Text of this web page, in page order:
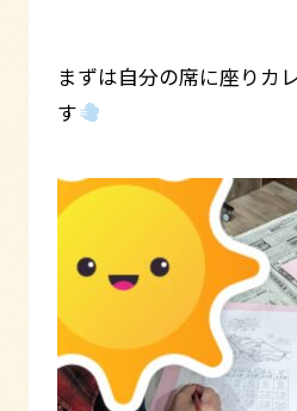
まずは自分の席に座りカ
す